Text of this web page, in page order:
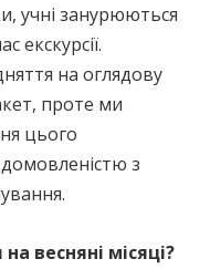
учні занурюються
екскурсії.
на оглядову
проте ми
цього
з
весняні місяці?